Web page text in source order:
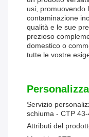
usi, promuovendo
contaminazione
qualità e le sue
prezioso
domestico o
tutte le vostre
Servizio
schiuma - CTP
Attributi del